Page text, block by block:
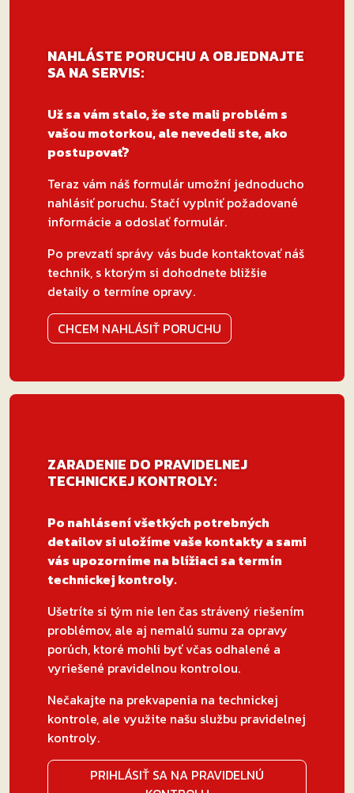
NAHLÁSTE PORUCHU A OBJEDNAJTE
SA NA SERVIS:
Už sa vám stalo, že ste mali problém s
vašou motorkou, ale nevedeli ste, ako
postupovať?
Teraz vám náš formulár umožní jednoducho
nahlásiť poruchu. Stačí vyplniť požadované
informácie a odoslať formulár.
Po prevzatí správy vás bude kontaktovať náš
technik, s ktorým si dohodnete bližšie
detaily o termíne opravy.
CHCEM NAHLÁSIŤ PORUCHU
ZARADENIE DO PRAVIDELNEJ
TECHNICKEJ KONTROLY:
Po nahlásení všetkých potrebných
detailov si uložíme vaše kontakty a sami
vás upozorníme na blížiaci sa termín
technickej kontroly.
Ušetríte si tým nie len čas strávený riešením
problémov, ale aj nemalú sumu za opravy
porúch, ktoré mohli byť včas odhalené a
vyriešené pravidelnou kontrolou.
Nečakajte na prekvapenia na technickej
kontrole, ale využite našu službu pravidelnej
kontroly.
PRIHLÁSIŤ SA NA PRAVIDELNÚ